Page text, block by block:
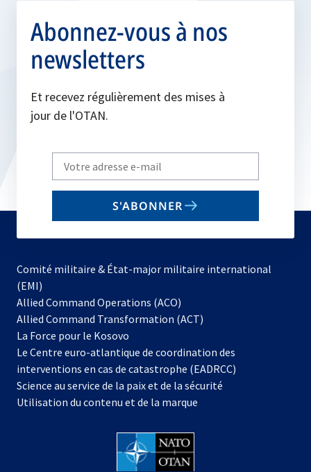
Abonnez-vous à nos
newsletters
Et recevez régulièrement des mises à
jour de l'OTAN.
Write
your
email
S'ABONNER
Comité militaire & État-major militaire international
(EMI)
Allied Command Operations (ACO)
dans
nouvel
onglet
Allied Command Transformation (ACT)
La Force pour le Kosovo
dans
un
nouvel
onglet
Le Centre euro-atlantique de coordination des
interventions en cas de catastrophe (EADRCC)
Science au service de la paix et de la sécurité
Utilisation du contenu et de la marque